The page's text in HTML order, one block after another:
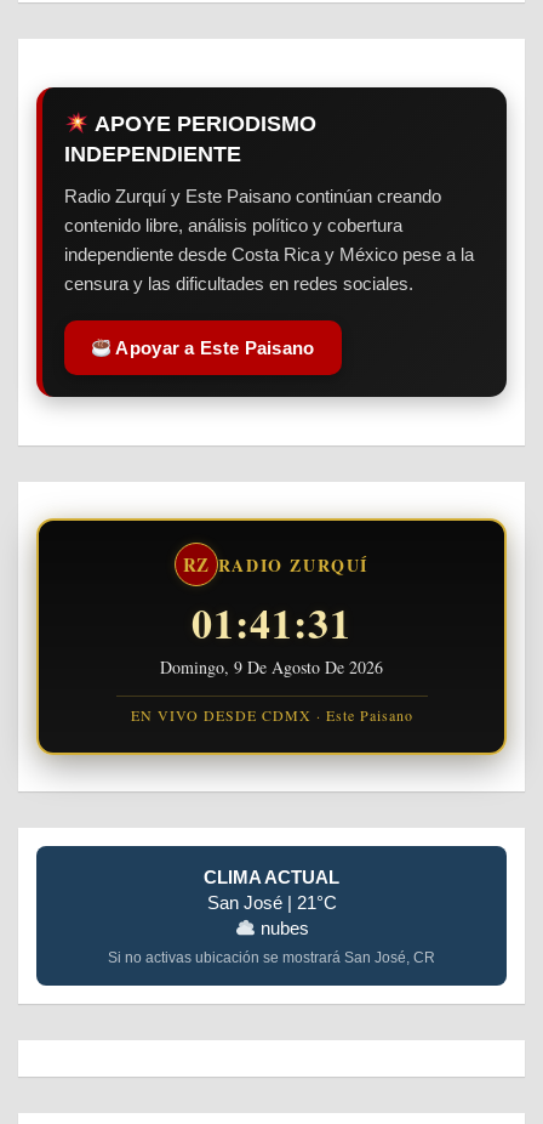
APOYE PERIODISMO
INDEPENDIENTE
Radio Zurquí y Este Paisano continúan creando
contenido libre, análisis político y cobertura
independiente desde Costa Rica y México pese a la
censura y las dificultades en redes sociales.
Apoyar a Este Paisano
RZ RADIO ZURQUÍ
01:41:32
Domingo, 9 De Agosto De 2026
EN VIVO DESDE CDMX · Este Paisano
CLIMA ACTUAL
San José | 21°C
nubes
Si no activas ubicación se mostrará San José, CR